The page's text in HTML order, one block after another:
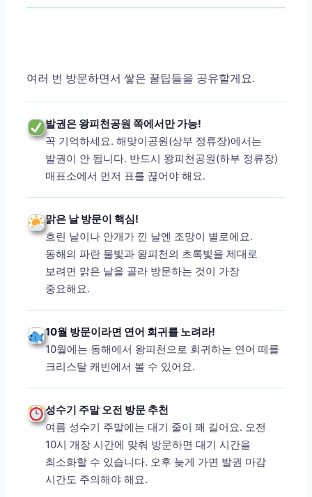
여러 번 방문하면서 쌓은 꿀팁들을 공유할게요.
발권은 왕피천공원 쪽에서만 가능!
꼭 기억하세요. 해맞이공원(상부 정류장)에서는
발권이 안 됩니다. 반드시 왕피천공원(하부 정류장)
매표소에서 먼저 표를 끊어야 해요.
맑은 날 방문이 핵심!
흐린 날이나 안개가 낀 날엔 조망이 별로에요.
동해의 파란 물빛과 왕피천의 초록빛을 제대로
보려면 맑은 날을 골라 방문하는 것이 가장
중요해요.
10월 방문이라면 연어 회귀를 노려라!
10월에는 동해에서 왕피천으로 회귀하는 연어 떼를
크리스탈 캐빈에서 볼 수 있어요.
성수기 주말 오전 방문 추천
여름 성수기 주말에는 대기 줄이 꽤 길어요. 오전
10시 개장 시간에 맞춰 방문하면 대기 시간을
최소화할 수 있습니다. 오후 늦게 가면 발권 마감
시간도 주의해야 해요.